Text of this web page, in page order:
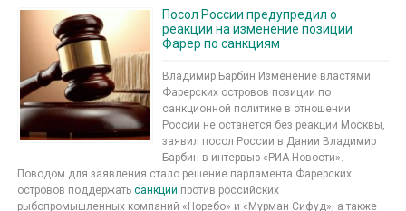
Посол России предупредил о
реакции на изменение позиции
Фарер по санкциям
Владимир Барбин Изменение властями
Фарерских островов позиции по
санкционной политике в отношении
России не останется без реакции Москвы,
заявил посол России в Дании Владимир
Барбин в интервью «РИА Новости».
Поводом для заявления стало решение парламента Фарерских
островов поддержать санкции против российских
рыбопромышленных компаний «Норебо» и «Мурман Сифуд», а также